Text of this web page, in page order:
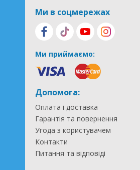
Ми в соцмережах
Ми приймаємо:
Допомога:
Оплата і доставка
Гарантія та повернення
Угода з користувачем
Контакти
Питання та відповіді